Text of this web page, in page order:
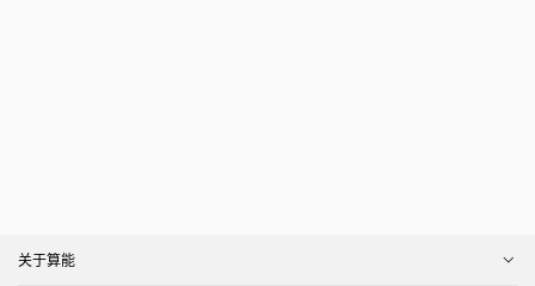
关于算能